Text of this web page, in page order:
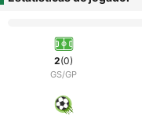
2(0)
GS/GP